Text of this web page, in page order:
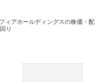
ィアホールディングスの株価・配
り